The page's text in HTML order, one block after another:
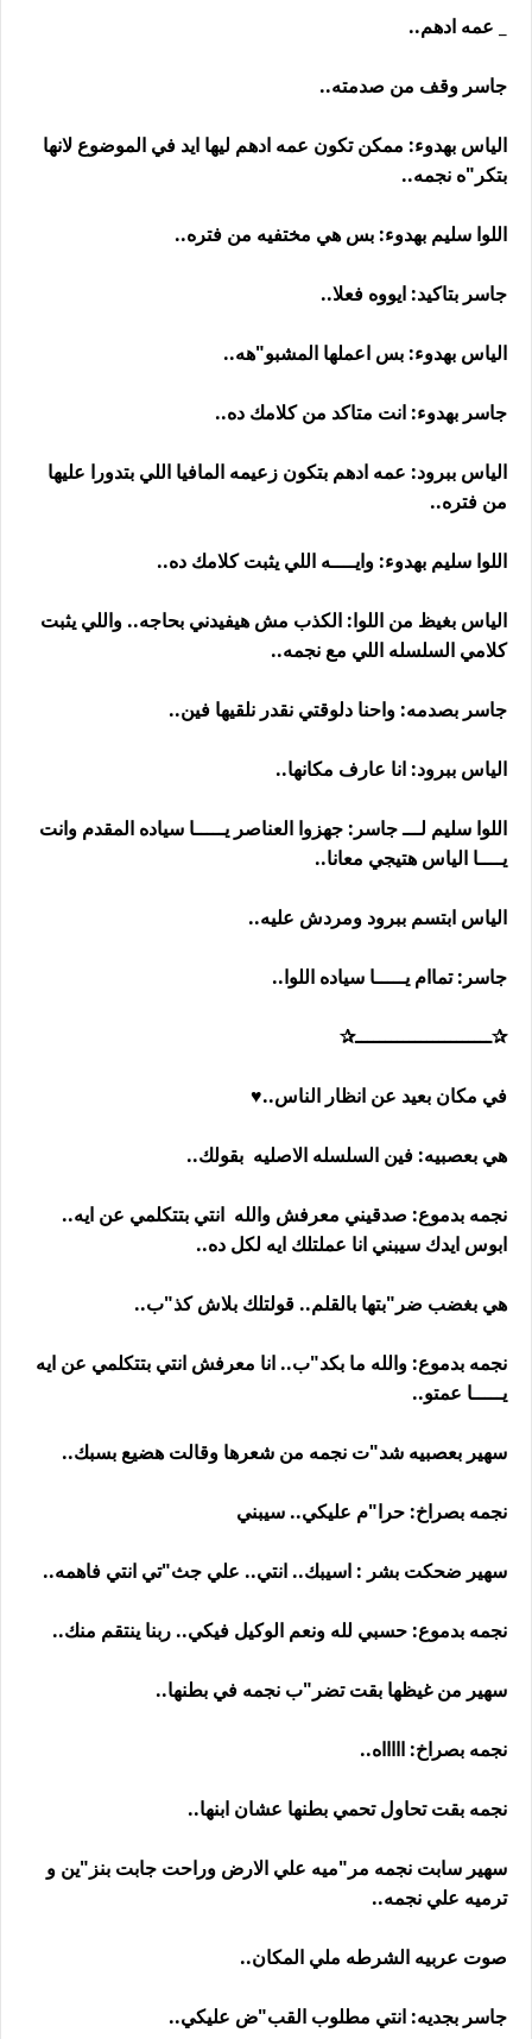
_ عمه ادهم..
جاسر وقف من صدمته..
الياس بهدوء: ممكن تكون عمه ادهم ليها ايد في الموضوع لانها
بتكر"ه نجمه..
اللوا سليم بهدوء: بس هي مختفيه من فتره..
جاسر بتاكيد: ايووه فعلا..
الياس بهدوء: بس اعملها المشبو"هه..
جاسر بهدوء: انت متاكد من كلامك ده..
الياس ببرود: عمه ادهم بتكون زعيمه المافيا اللي بتدورا عليها
من فتره..
اللوا سليم بهدوء: وايــــه اللي يثبت كلامك ده..
الياس بغيظ من اللوا: الكذب مش هيفيدني بحاجه.. واللي يثبت
كلامي السلسله اللي مع نجمه..
جاسر بصدمه: واحنا دلوقتي نقدر نلقيها فين..
الياس ببرود: انا عارف مكانها..
اللوا سليم لـــ جاسر: جهزوا العناصر يـــــا سياده المقدم وانت
يــــا الياس هتيجي معانا..
الياس ابتسم ببرود ومردش عليه..
جاسر: تماام يـــــا سياده اللوا..
✰ـــــــــــــــــــــــ✰
في مكان بعيد عن انظار الناس..♥
هي بعصبيه: فين السلسله الاصليه بقولك..
نجمه بدموع: صدقيني معرفش والله انتي بتتكلمي عن ايه..
ابوس ايدك سيبني انا عملتلك ايه لكل ده..
هي بغضب ضر"بتها بالقلم.. قولتلك بلاش كذ"ب..
نجمه بدموع: والله ما بكد"ب.. انا معرفش انتي بتتكلمي عن ايه
يـــــا عمتو..
سهير بعصبيه شد"ت نجمه من شعرها وقالت هضيع بسبك..
نجمه بصراخ: حرا"م عليكي.. سيبني
سهير ضحكت بشر : اسيبك.. انتي.. علي جث"تي انتي فاهمه..
نجمه بدموع: حسبي لله ونعم الوكيل فيكي.. ربنا ينتقم منك..
سهير من غيظها بقت تضر"ب نجمه في بطنها..
نجمه بصراخ: اااااه..
نجمه بقت تحاول تحمي بطنها عشان ابنها..
سهير سابت نجمه مر"ميه علي الارض وراحت جابت بنز"ين و
ترميه علي نجمه..
صوت عربيه الشرطه ملي المكان..
جاسر بجديه: انتي مطلوب القب"ض عليكي..